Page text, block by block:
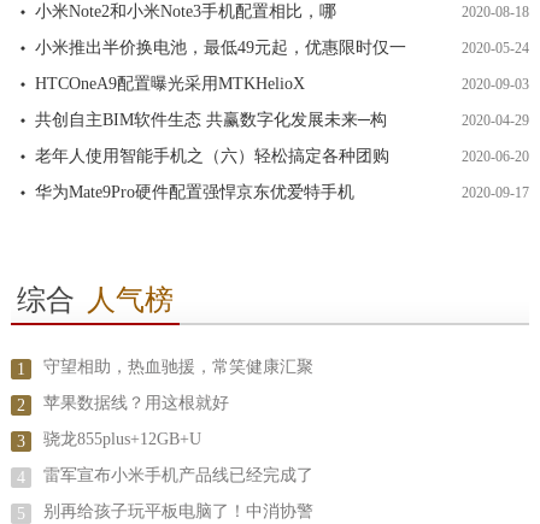
小米Note2和小米Note3手机配置相比，哪 2020-08-18
小米推出半价换电池，最低49元起，优惠限时仅一 2020-05-24
HTCOneA9配置曝光采用MTKHelioX 2020-09-03
共创自主BIM软件生态 共赢数字化发展未来─构 2020-04-29
老年人使用智能手机之（六）轻松搞定各种团购 2020-06-20
华为Mate9Pro硬件配置强悍京东优爱特手机 2020-09-17
综合 人气榜
1 守望相助，热血驰援，常笑健康汇聚
2 苹果数据线？用这根就好
3 骁龙855plus+12GB+U
4 雷军宣布小米手机产品线已经完成了
5 别再给孩子玩平板电脑了！中消协警